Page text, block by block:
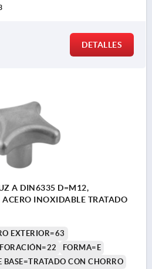
DETALLES
A DIN6335 D=M12,
INOXIDABLE TRATADO
EXTERIOR=63
FORMA=E
BASE=TRATADO CON CHORRO